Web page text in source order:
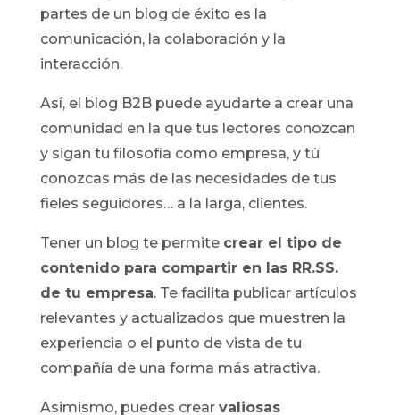
partes de un blog de éxito es la
comunicación, la colaboración y la
interacción.
Así, el blog B2B puede ayudarte a crear una
comunidad en la que tus lectores conozcan
y sigan tu filosofía como empresa, y tú
conozcas más de las necesidades de tus
fieles seguidores… a la larga, clientes.
Tener un blog te permite crear el tipo de
contenido para compartir en las RR.SS.
de tu empresa. Te facilita publicar artículos
relevantes y actualizados que muestren la
experiencia o el punto de vista de tu
compañía de una forma más atractiva.
Asimismo, puedes crear valiosas